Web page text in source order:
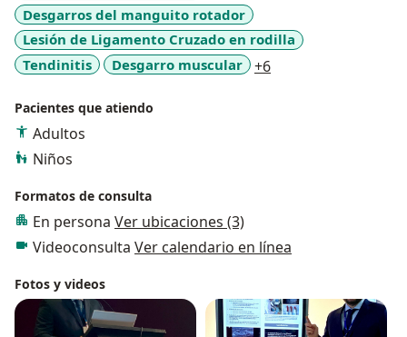
Desgarros del manguito rotador
Lesión de Ligamento Cruzado en rodilla
Tendinitis
Desgarro muscular +6
Pacientes que atiendo
Adultos
Niños
Formatos de consulta
En persona Ver ubicaciones (3)
Videoconsulta Ver calendario en línea
Fotos y videos